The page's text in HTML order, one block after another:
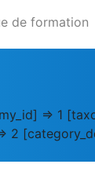
de formation
=> 1
2